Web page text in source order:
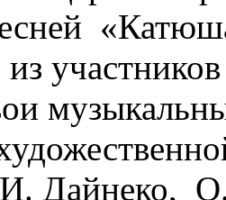
из
Дайнеко, О.